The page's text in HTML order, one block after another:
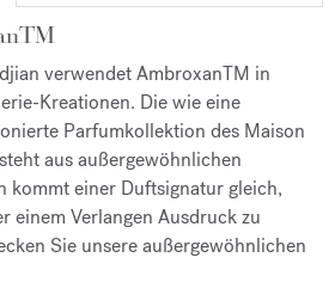
verwendet AmbroxanTM in
Kreationen. Die wie eine
Parfumkollektion des Maison
aus außergewöhnlichen
kommt einer Duftsignatur gleich,
einem Verlangen Ausdruck zu
Sie unsere außergewöhnlichen